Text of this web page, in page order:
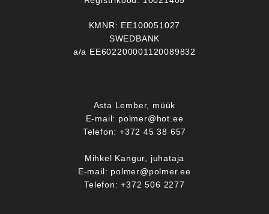
KMNR: EE100051027
SWEDBANK
a/a EE602200001120089832
Asta Lember, müük
E-mail: polmer@hot.ee
Telefon: +372 45 38 657
Mihkel Kangur, juhataja
E-mail: polmer@polmer.ee
Telefon: +372 506 2277